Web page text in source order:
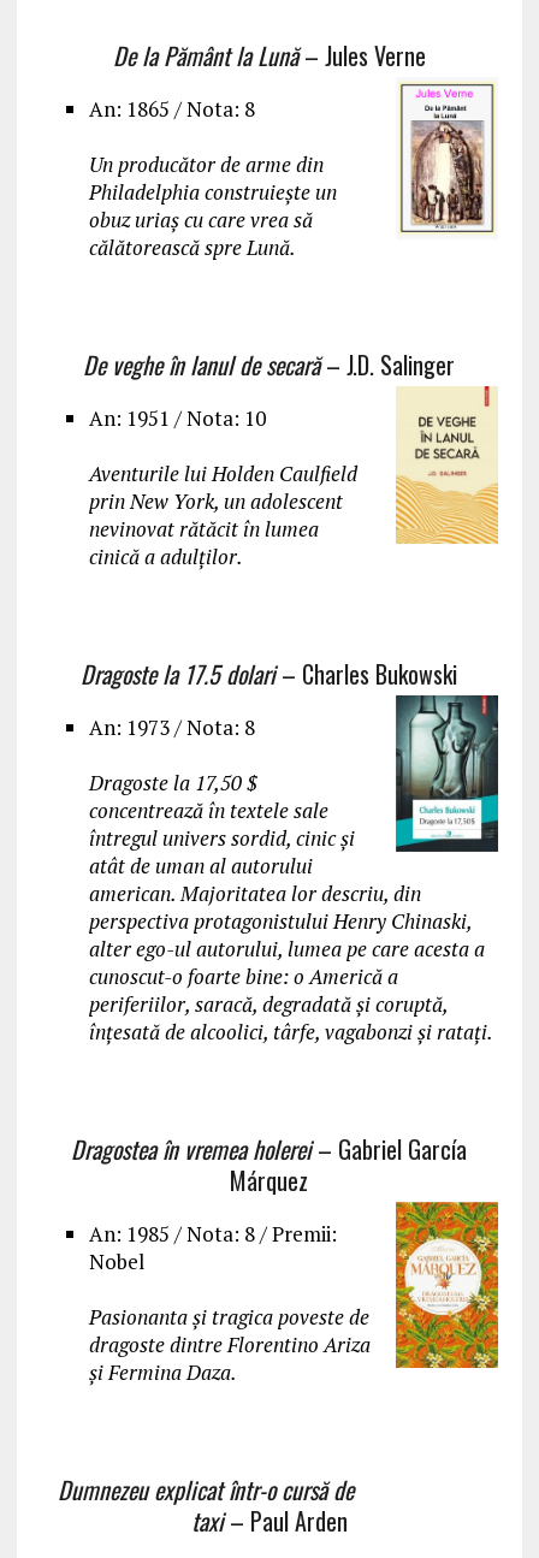
De la Pământ la Lună– Jules Verne
An: 1865 / Nota: 8
Un producător de arme din
Philadelphia construiește un
obuz uriaș cu care vrea să
călătorească spre Lună.
De veghe în lanul de secară– J.D. Salinger
An: 1951 / Nota: 10
Aventurile lui Holden Caulfield
prin New York, un adolescent
nevinovat rătăcit în lumea
cinică a adulților.
Dragoste la 17.5 dolari– Charles Bukowski
An: 1973 / Nota: 8
Dragoste la 17,50 $
concentrează în textele sale
întregul univers sordid, cinic și
atât de uman al autorului
american. Majoritatea lor descriu, din
perspectiva protagonistului Henry Chinaski,
alter ego-ul autorului, lumea pe care acesta a
cunoscut-o foarte bine: o Americă a
periferiilor, saracă, degradată și coruptă,
înțesată de alcoolici, târfe, vagabonzi și ratați.
Dragostea în vremea holerei– Gabriel García
Márquez
An: 1985 / Nota: 8 / Premii:
Nobel
Pasionanta și tragica poveste de
dragoste dintre Florentino Ariza
şi Fermina Daza.
Dumnezeu explicat într-o cursă de
taxi– Paul Arden